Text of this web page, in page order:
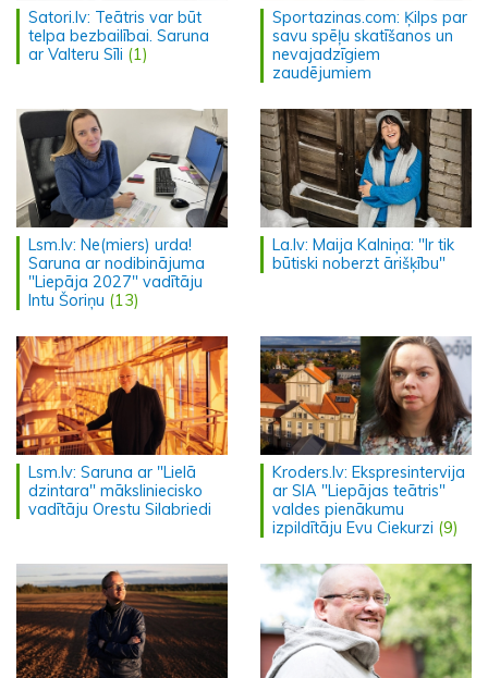
Satori.lv: Teātris var būt
telpa bezbailībai. Saruna
ar Valteru Sīli (1)
Sportazinas.com: Ķilps par
savu spēļu skatīšanos un
nevajadzīgiem
zaudējumiem
Lsm.lv: Ne(miers) urda!
Saruna ar nodibinājuma
"Liepāja 2027" vadītāju
Intu Šoriņu (13)
La.lv: Maija Kalniņa: "Ir tik
būtiski noberzt ārišķību"
Lsm.lv: Saruna ar "Lielā
dzintara" māksliniecisko
vadītāju Orestu Silabriedi
Kroders.lv: Ekspresintervija
ar SIA "Liepājas teātris"
valdes pienākumu
izpildītāju Evu Ciekurzi (9)